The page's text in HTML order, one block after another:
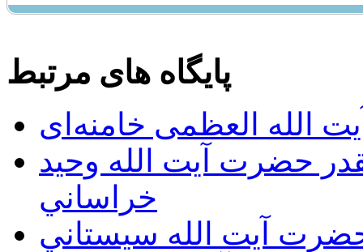
پایگاه های مرتبط
الله العظمی خامنه‌ای
حضرت آيت الله وحيد
خراساني
حضرت آيت الله سيستاني